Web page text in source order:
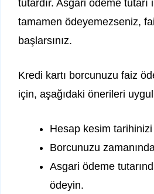
tutardır. Asgari ödeme tutarı
tamamen ödeyemezseniz,
başlarsınız.
Kredi kartı borcunuzu faiz
için, aşağıdaki önerileri
Hesap kesim
Borcunuzu
Asgari ödeme
ödeyin.